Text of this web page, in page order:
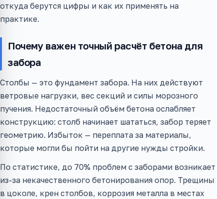
откуда берутся цифры и как их применять на
практике.
Почему важен точный расчёт бетона для
забора
Столбы — это фундамент забора. На них действуют
ветровые нагрузки, вес секций и силы морозного
пучения. Недостаточный объём бетона ослабляет
конструкцию: столб начинает шататься, забор теряет
геометрию. Избыток — переплата за материалы,
которые могли бы пойти на другие нужды стройки.
По статистике, до 70% проблем с заборами возникает
из-за некачественного бетонирования опор. Трещины
в цоколе, крен столбов, коррозия металла в местах